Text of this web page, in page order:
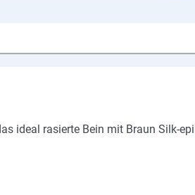
ideal rasierte Bein mit Braun Silk-